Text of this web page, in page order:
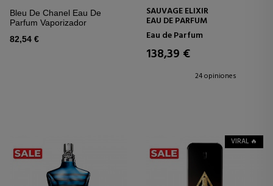
Bleu De Chanel Eau De
Parfum Vaporizador
82,54 €
SAUVAGE ELIXIR
EAU DE PARFUM
Eau de Parfum
138,39 €
24 opiniones
VIRAL 🔥